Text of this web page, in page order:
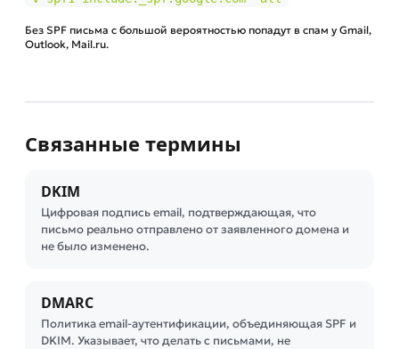
Без SPF письма с большой вероятностью попадут в спам у Gmail,
Outlook, Mail.ru.
Связанные термины
DKIM
Цифровая подпись email, подтверждающая, что
письмо реально отправлено от заявленного домена и
не было изменено.
DMARC
Политика email-аутентификации, объединяющая SPF и
DKIM. Указывает, что делать с письмами, не